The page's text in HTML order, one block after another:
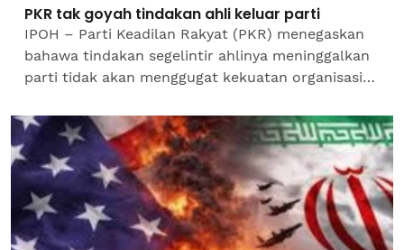
PKR tak goyah tindakan ahli keluar parti
IPOH – Parti Keadilan Rakyat (PKR) menegaskan
bahawa tindakan segelintir ahlinya meninggalkan
parti tidak akan menggugat kekuatan organisasi
Keadilan...